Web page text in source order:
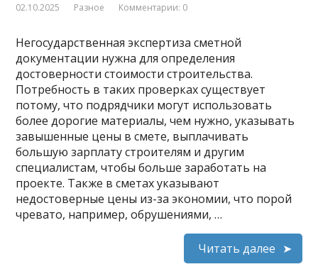
02.10.2025 Разное Комментарии: 0
Негосударственная экспертиза сметной
документации нужна для определения
достоверности стоимости строительства.
Потребность в таких проверках существует
потому, что подрядчики могут использовать
более дорогие материалы, чем нужно, указывать
завышенные цены в смете, выплачивать
большую зарплату строителям и другим
специалистам, чтобы больше заработать на
проекте. Также в сметах указывают
недостоверные цены из-за экономии, что порой
чревато, например, обрушениями, …
Читать далее